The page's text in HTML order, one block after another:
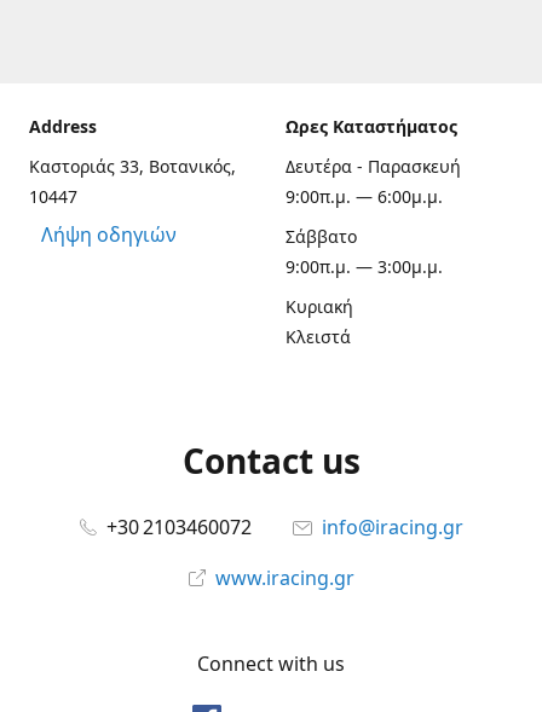
Address
Καστοριάς 33, Βοτανικός,
10447
Λήψη οδηγιών
Ωρες Καταστήματος
Δευτέρα - Παρασκευή
9:00π.μ. — 6:00μ.μ.
Σάββατο
9:00π.μ. — 3:00μ.μ.
Κυριακή
Κλειστά
Contact us
+30 2103460072
info@iracing.gr
www.iracing.gr
Connect with us